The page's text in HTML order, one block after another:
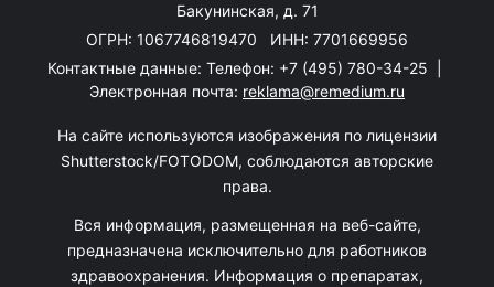
Бакунинская, д. 71
ОГРН: 1067746819470 ИНН: 7701669956
Контактные данные: Телефон: +7 (495) 780-34-25
Электронная почта: reklama@remedium.ru
На сайте используются изображения по лицензии
Shutterstock/FOTODOM, соблюдаются авторские
права.
Вся информация, размещенная на веб-сайте,
предназначена исключительно для работников
здравоохранения. Информация о препаратах,